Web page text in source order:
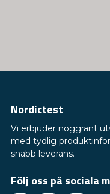
Nordictest
Vi erbjuder noggrant
med tydlig
snabb leverans.
Följ oss på sociala